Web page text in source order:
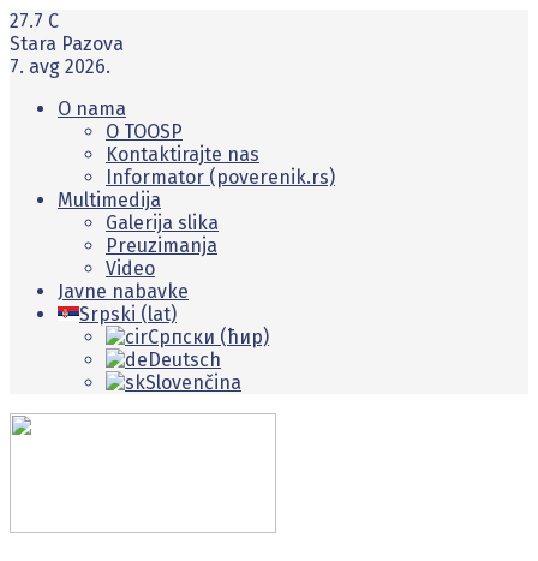
27.7 C
Stara Pazova
7. avg 2026.
O nama
O TOOSP
Kontaktirajte nas
Informator (poverenik.rs)
Multimedija
Galerija slika
Preuzimanja
Video
Javne nabavke
Srpski (lat)
Српски (ћир)
Deutsch
Slovenčina